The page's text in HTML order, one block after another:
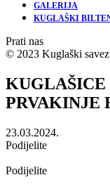
GALERIJA
KUGLAŠKI
Prati nas
© 2023 Kuglaški
KUGLAŠICE
PRVAKINJE
23.03.2024.
Podijelite
Podijelite